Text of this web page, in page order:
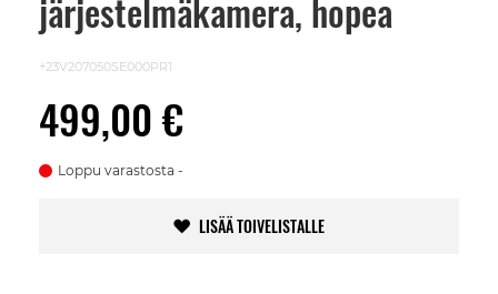
järjestelmäkamera, hopea
+23V207050SE000PR1
499,00 €
Loppu varastosta
LISÄÄ TOIVELISTALLE
images